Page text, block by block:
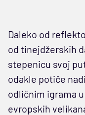
Daleko od
od tinejdžerskih
stepenicu svoj
odakle potiče
odličnim igrama
evropskih